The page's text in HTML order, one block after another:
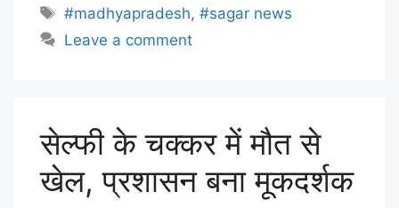
#madhyapradesh,#sagar news
Leave a comment
सेल्फी के चक्कर में मौत से
खेल, प्रशासन बना मूकदर्शक